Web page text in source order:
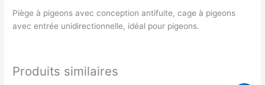
Piège à pigeons avec conception antifuite, cage à pigeons
avec entrée unidirectionnelle, idéal pour pigeons.
Produits similaires